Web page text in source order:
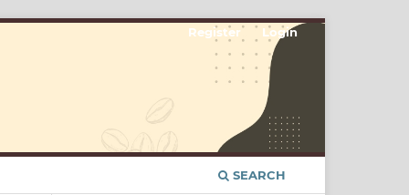
SEARCH
Register Login